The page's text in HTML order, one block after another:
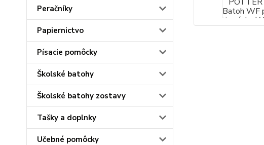
Peračníky
Papiernictvo
Písacie pomôcky
Školské batohy
Školské batohy zostavy
Tašky a doplnky
Učebné pomôcky